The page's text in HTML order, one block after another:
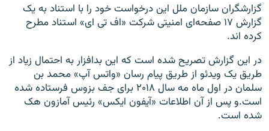
گزارشگران سازمان ملل این درخواست خود را با استناد به یک
گزارش ۱۷ صفحه‌ای امنیتی شرکت «اف تی ای» استناد مطرح
کرده اند.
در این گزارش تصریح شده است که این بدافزار به احتمال زیاد از
طریق یک ویدئو از طریق پیام رسان «واتس آپ» محمد بن
سلمان در اول ماه مه سال ۲۰۱۸ برای جف بزوس فرستاده شده
است.و پس از آن اطلاعات «آیفون ایکس» رئیس آمازون هک
شده است.